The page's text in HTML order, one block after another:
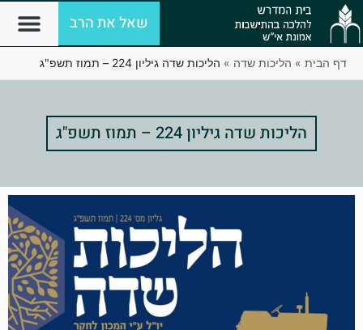
שאל את הרב
דף הבית » הליכות שדה » הליכות שדה גיליון 224 – תמוז תשפ"ג
הליכות שדה גיליון 224 – תמוז תשפ"ג